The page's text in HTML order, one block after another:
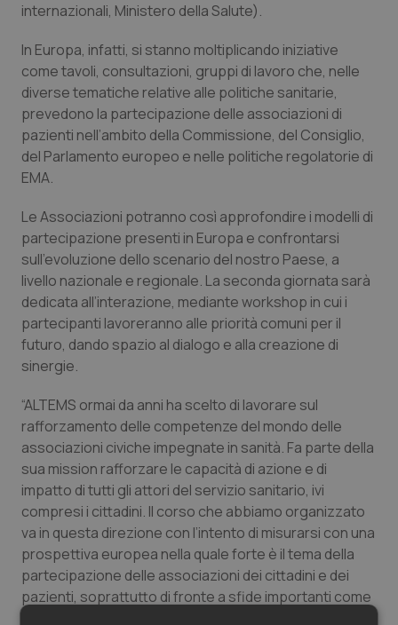
Tumori del Polmone & Testa Collo
Tumori gastrointestinali
Vaccini
internazionali, Ministero della Salute).
In Europa, infatti, si stanno moltiplicando iniziative
come tavoli, consultazioni, gruppi di lavoro che, nelle
diverse tematiche relative alle politiche sanitarie,
prevedono la partecipazione delle associazioni di
pazienti nell’ambito della Commissione, del Consiglio,
del Parlamento europeo e nelle politiche regolatorie di
EMA.
Le Associazioni potranno così approfondire i modelli di
partecipazione presenti in Europa e confrontarsi
sull’evoluzione dello scenario del nostro Paese, a
livello nazionale e regionale. La seconda giornata sarà
dedicata all’interazione, mediante workshop in cui i
partecipanti lavoreranno alle priorità comuni per il
futuro, dando spazio al dialogo e alla creazione di
sinergie.
“ALTEMS ormai da anni ha scelto di lavorare sul
rafforzamento delle competenze del mondo delle
associazioni civiche impegnate in sanità. Fa parte della
sua mission rafforzare le capacità di azione e di
impatto di tutti gli attori del servizio sanitario, ivi
compresi i cittadini. Il corso che abbiamo organizzato
va in questa direzione con l’intento di misurarsi con una
prospettiva europea nella quale forte è il tema della
partecipazione delle associazioni dei cittadini e dei
pazienti, soprattutto di fronte a sfide importanti come